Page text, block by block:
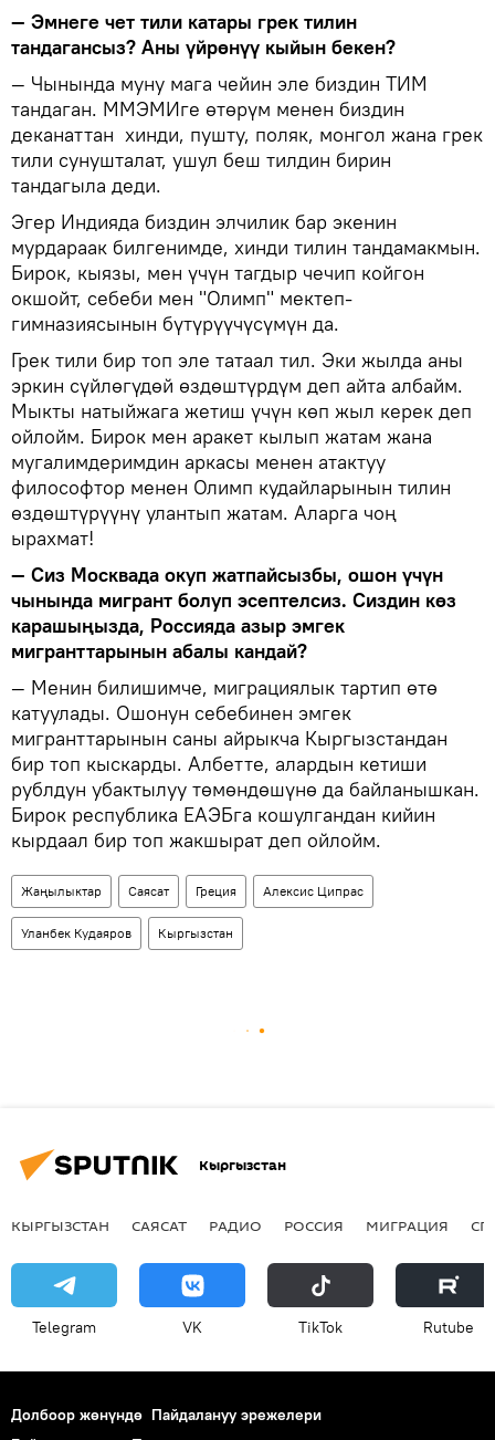
— Эмнеге чет тили катары грек тилин
тандагансыз? Аны үйрөнүү кыйын бекен?
— Чынында муну мага чейин эле биздин ТИМ
тандаган. ММЭМИге өтөрүм менен биздин
деканаттан хинди, пушту, поляк, монгол жана грек
тили сунушталат, ушул беш тилдин бирин
тандагыла деди.
Эгер Индияда биздин элчилик бар экенин
мурдараак билгенимде, хинди тилин тандамакмын.
Бирок, кыязы, мен үчүн тагдыр чечип койгон
окшойт, себеби мен "Олимп" мектеп-
гимназиясынын бүтүрүүчүсүмүн да.
Грек тили бир топ эле татаал тил. Эки жылда аны
эркин сүйлөгүдөй өздөштүрдүм деп айта албайм.
Мыкты натыйжага жетиш үчүн көп жыл керек деп
ойлойм. Бирок мен аракет кылып жатам жана
мугалимдеримдин аркасы менен атактуу
философтор менен Олимп кудайларынын тилин
өздөштүрүүнү улантып жатам. Аларга чоң
ырахмат!
— Сиз Москвада окуп жатпайсызбы, ошон үчүн
чынында мигрант болуп эсептелсиз. Сиздин көз
карашыңызда, Россияда азыр эмгек
мигранттарынын абалы кандай?
— Менин билишимче, миграциялык тартип өтө
катуулады. Ошонун себебинен эмгек
мигранттарынын саны айрыкча Кыргызстандан
бир топ кыскарды. Албетте, алардын кетиши
рублдун убактылуу төмөндөшүнө да байланышкан.
Бирок республика ЕАЭБга кошулгандан кийин
кырдаал бир топ жакшырат деп ойлойм.
Жаңылыктар Саясат Греция Алексис Ципрас
Уланбек Кудаяров Кыргызстан
Кыргызстан
КЫРГЫЗСТАН САЯСАТ РАДИО РОССИЯ МИГРАЦИЯ
Telegram VK ТikТоk Rutube
Долбоор жөнүндө Пайдалануу эрежелери